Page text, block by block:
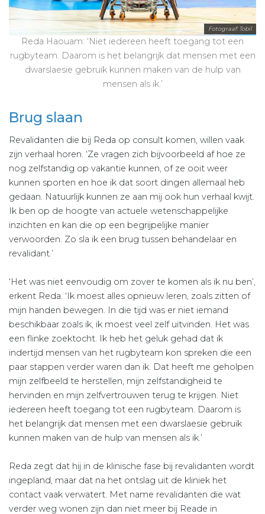
Fotograaf: Tobil
Reda Haouam: ‘Niet iedereen heeft toegang tot een
rugbyteam. Daarom is het belangrijk dat mensen met een
dwarslaesie gebruik kunnen maken van de hulp van
mensen als ik.’
Brug slaan
Revalidanten die bij Reda op consult komen, willen vaak
zijn verhaal horen. ‘Ze vragen zich bijvoorbeeld af hoe ze
nog zelfstandig op vakantie kunnen, of ze ooit weer
kunnen sporten en hoe ik dat soort dingen allemaal heb
gedaan. Natuurlijk kunnen ze aan mij ook hun verhaal kwijt.
Ik ben op de hoogte van actuele wetenschappelijke
inzichten en kan die op een begrijpelijke manier
verwoorden. Zo sla ik een brug tussen behandelaar en
revalidant.’
‘Het was niet eenvoudig om zover te komen als ik nu ben’,
erkent Reda. ‘Ik moest alles opnieuw leren, zoals zitten of
mijn handen bewegen. In die tijd was er niet iemand
beschikbaar zoals ik, ik moest veel zelf uitvinden. Het was
een flinke zoektocht. Ik heb het geluk gehad dat ik
indertijd mensen van het rugbyteam kon spreken die een
paar stappen verder waren dan ik. Dat heeft me geholpen
mijn zelfbeeld te herstellen, mijn zelfstandigheid te
hervinden en mijn zelfvertrouwen terug te krijgen. Niet
iedereen heeft toegang tot een rugbyteam. Daarom is
het belangrijk dat mensen met een dwarslaesie gebruik
kunnen maken van de hulp van mensen als ik.’
Reda zegt dat hij in de klinische fase bij revalidanten wordt
ingepland, maar dat na het ontslag uit de kliniek het
contact vaak verwatert. Met name revalidanten die wat
verder weg wonen zijn dan niet meer bij Reade in